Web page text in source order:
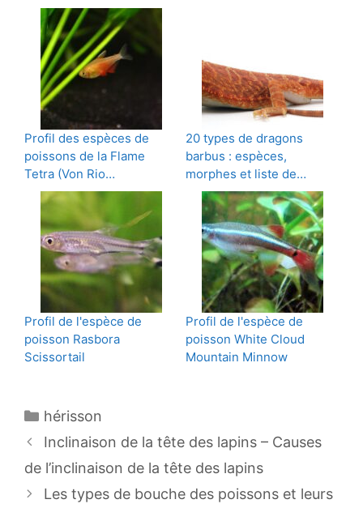
Profil des espèces de
poissons de la Flame
Tetra (Von Rio…
20 types de dragons
barbus : espèces,
morphes et liste de…
Profil de l'espèce de
poisson Rasbora
Scissortail
Profil de l'espèce de
poisson White Cloud
Mountain Minnow
Catégories
hérisson
Navigation
des
Inclinaison de la tête des lapins – Causes
de l’inclinaison de la tête des lapins
Les types de bouche des poissons et leurs